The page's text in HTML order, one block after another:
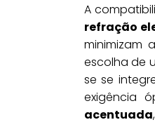
A
refração
minimizam
escolha de
se se
exigência
acentuada